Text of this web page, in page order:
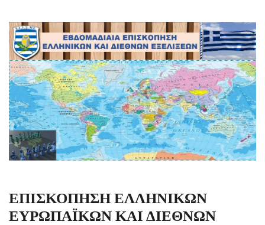
ΕΠΙΣΚΟΠΗΣΗ ΕΛΛΗΝΙΚΩΝ
ΕΥΡΩΠΑΪΚΩΝ ΚΑΙ ΔΙΕΘΝΩΝ